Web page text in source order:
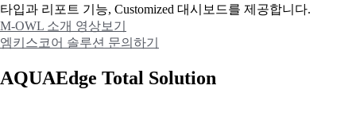
타입과 리포트 기능, Customized 대시보드를 제공합니다.
M-OWL 소개 영상보기
엠키스코어 솔루션 문의하기
AQUAEdge Total Solution